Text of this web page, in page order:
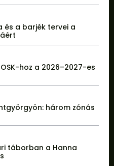
és a barjék tervei a
hoz a 2026–2027-es
három zónás
táborban a Hanna